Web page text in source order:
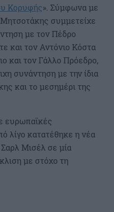
Κορυφής». Σύμφωνα με
Μητσοτάκης συμμετείχε
με τον Πέδρο
και τον Αντόνιο Κόστα
και τον Γάλλο Πρόεδρο,
συνάντηση με την ίδια
και το μεσημέρι της
ευρωπαϊκές
λίγο κατατέθηκε η νέα
Μισέλ σε μία
με στόχο τη